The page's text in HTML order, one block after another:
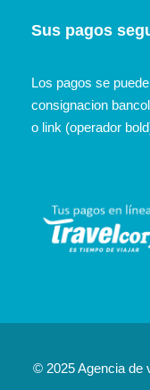
Sus pagos
Los pagos se
consignacion
o link (operador
© 2025 Agencia de